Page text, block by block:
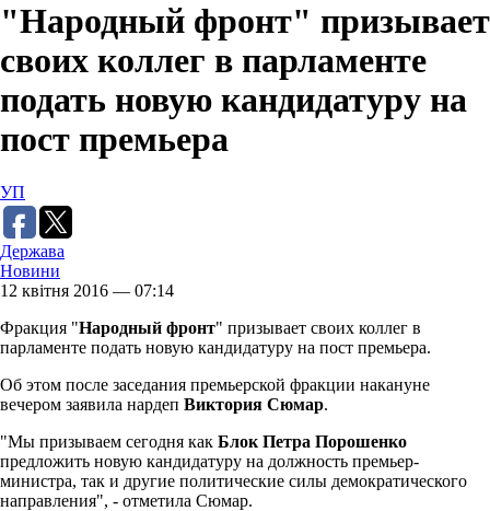
"Народный фронт" призывает
своих коллег в парламенте
подать новую кандидатуру на
пост премьера
УП
Держава
Новини
12 квітня 2016 — 07:14
Фракция "Народный фронт" призывает своих коллег в
парламенте подать новую кандидатуру на пост премьера.
Об этом после заседания премьерской фракции накануне
вечером заявила нардеп Виктория Сюмар.
"Мы призываем сегодня как Блок Петра Порошенко
предложить новую кандидатуру на должность премьер-
министра, так и другие политические силы демократического
направления", - отметила Сюмар.